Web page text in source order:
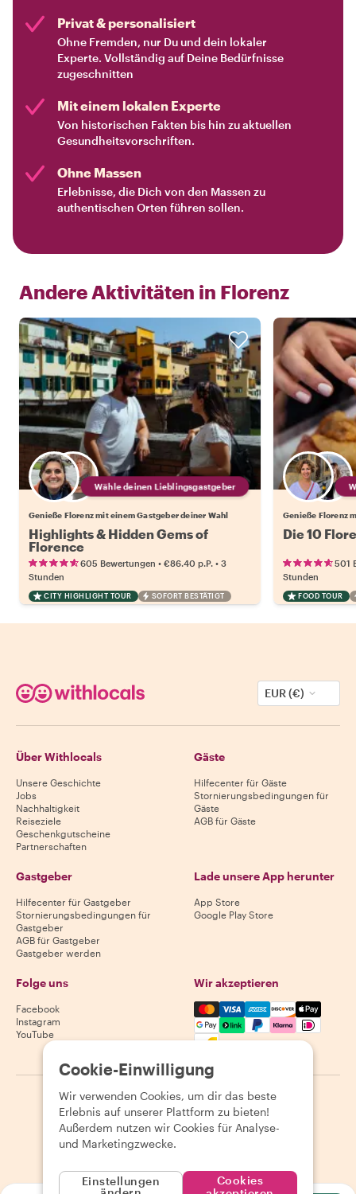
Privat & personalisiert
Ohne Fremden, nur Du und dein lokaler
Experte. Vollständig auf Deine Bedürfnisse
zugeschnitten
Mit einem lokalen Experte
Von historischen Fakten bis hin zu aktuellen
Gesundheitsvorschriften.
Ohne Massen
Erlebnisse, die Dich von den Massen zu
authentischen Orten führen sollen.
Andere Aktivitäten in Florenz
Wähle deinen Lieblingsgastgeber
Genieße Florenz mit einem Gastgeber deiner Wahl
Highlights & Hidden Gems of
Florence
605 Bewertungen • €86.40 p.P. • 3
Stunden
CITY HIGHLIGHT TOUR SOFORT BESTÄTIGT
Genieße Florenz
Die 10
501
Stunden
FOOD TOUR
EUR (€)
Über Withlocals
Unsere Geschichte
Jobs
Nachhaltigkeit
Reiseziele
Geschenkgutscheine
Partnerschaften
Gäste
Hilfecenter für Gäste
Stornierungsbedingungen für
Gäste
AGB für Gäste
Gastgeber
Hilfecenter für Gastgeber
Stornierungsbedingungen für
Gastgeber
AGB für Gastgeber
Gastgeber werden
Lade unsere App herunter
App Store
Google Play Store
Folge uns
Facebook
Instagram
YouTube
Wir akzeptieren
Mastercard, Visa, Amex,
2026 Withlocals.com | Datenschutzerklärung | Cookies
Seitenübersicht
Cookie-Einwilligung
Wir verwenden Cookies, um dir das beste
Erlebnis auf unserer Plattform zu bieten!
Außerdem nutzen wir Cookies für Analyse-
und Marketingzwecke.
Einstellungen
Cookies